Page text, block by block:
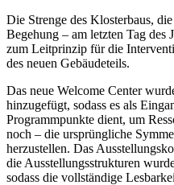
Die Strenge des Klosterbaus,
Begehung – am letzten Tag des
zum Leitprinzip für die
des neuen Gebäudeteils.
Das neue Welcome Center
hinzugefügt, sodass es als
Programmpunkte dient, um
noch – die ursprüngliche
herzustellen. Das
die Ausstellungsstrukturen
sodass die vollständige